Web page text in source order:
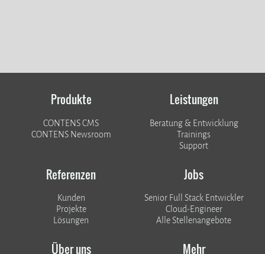
Produkte
CONTENS CMS
CONTENS Newsroom
Leistungen
Beratung & Entwicklung
Trainings
Support
Referenzen
Kunden
​​​​​​​Projekte
Lösungen
Jobs
Senior Full Stack Entwickler
Cloud-Engineer
Alle Stellenangebote
Über uns Mehr